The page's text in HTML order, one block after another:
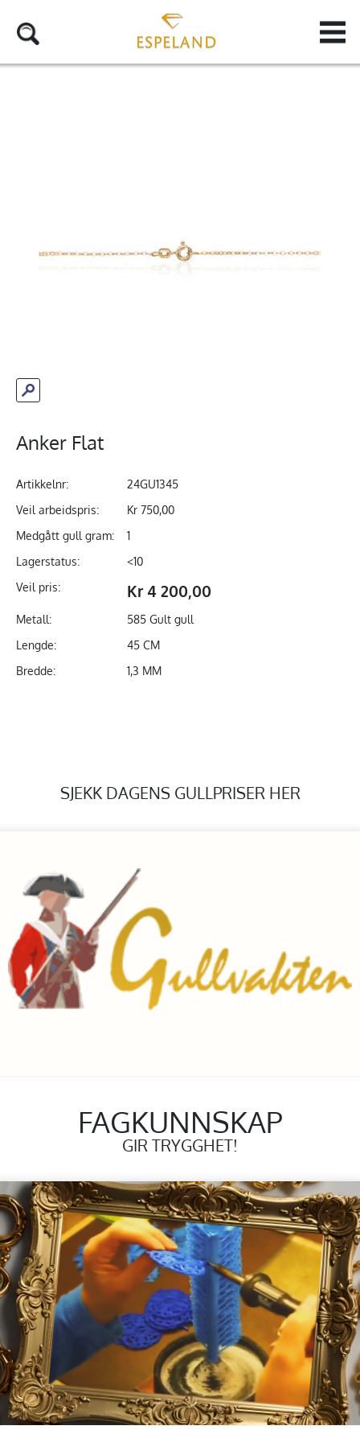
Anker Flat
Artikkelnr:
24GU1345
Veil arbeidspris:
Kr 750,00
Medgått gull gram:
1
Lagerstatus:
<10
Veil pris:
Kr 4 200,00
Metall:
585 Gult gull
Lengde:
45 CM
Bredde:
1,3 MM
SJEKK DAGENS GULLPRISER HER
FAGKUNNSKAP
GIR TRYGGHET!